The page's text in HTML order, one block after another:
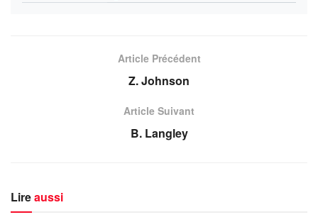
Article Précédent
Z. Johnson
Article Suivant
B. Langley
Lireaussi